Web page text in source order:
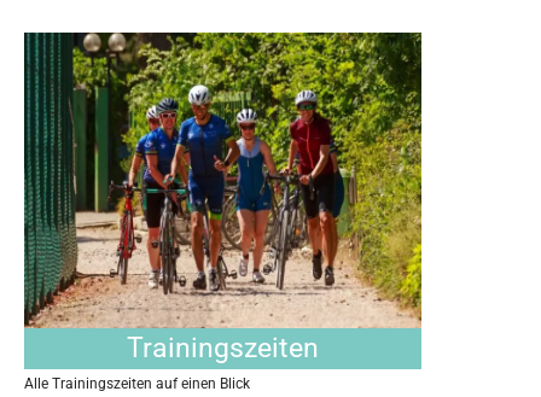
Trainingszeiten
Alle Trainingszeiten auf einen Blick